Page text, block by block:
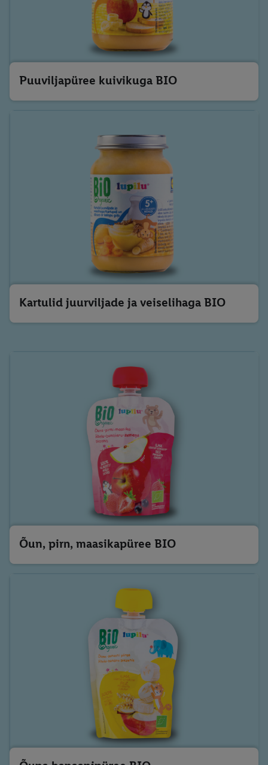
Puuviljapüree kuivikuga BIO
Kartulid juurviljade ja veiselihaga BIO
Õun, pirn, maasikapüree BIO